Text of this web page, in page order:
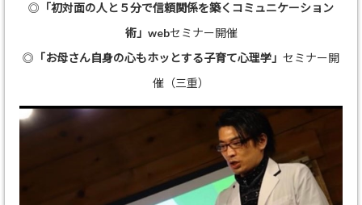
◎ 「初対面の人と５分で信頼関係を築くコミュニケーション
術」 webセミナー開催
◎ 「お母さん自身の心もホッとする子育て心理学」 セミナー開
催（三重）